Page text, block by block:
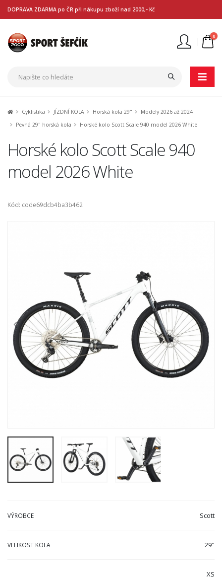
DOPRAVA ZDARMA po ČR při nákupu zboží nad 2000,- Kč
0
Cyklistika JÍZDNÍ KOLA Horská kola 29"
Modely 2026 až 2024
Pevná 29" horská kola
Horské kolo Scott Scale 940 model 2026 White
Horské kolo Scott Scale 940
model 2026 White
Kód: code69dcb4ba3b462
VÝROBCE Scott
VELIKOST KOLA 29"
XS